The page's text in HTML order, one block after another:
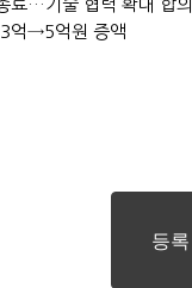
료…기술 협력 확대 합의
억→5억원 증액